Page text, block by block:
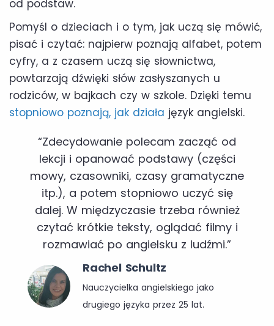
od podstaw.
Pomyśl o dzieciach i o tym, jak uczą się mówić,
pisać i czytać: najpierw poznają alfabet, potem
cyfry, a z czasem uczą się słownictwa,
powtarzają dźwięki słów zasłyszanych u
rodziców, w bajkach czy w szkole. Dzięki temu
stopniowo poznają, jak działa język angielski.
“Zdecydowanie polecam zacząć od
lekcji i opanować podstawy (części
mowy, czasowniki, czasy gramatyczne
itp.), a potem stopniowo uczyć się
dalej. W międzyczasie trzeba również
czytać krótkie teksty, oglądać filmy i
rozmawiać po angielsku z ludźmi.”
Rachel Schultz
Nauczycielka angielskiego jako
drugiego języka przez 25 lat.